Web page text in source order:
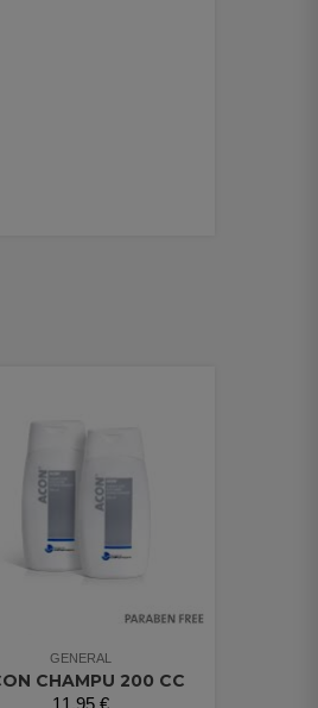
GENERAL
CHAMPU 200 CC
11,95 €